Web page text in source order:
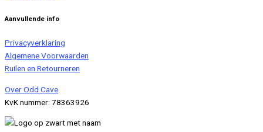
Aanvullende info
Privacyverklaring
Algemene Voorwaarden
Ruilen en Retourneren
Over Odd Cave
KvK nummer: 78363926